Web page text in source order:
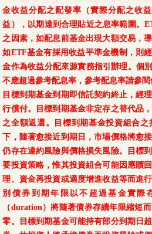
金收益分配之配發率（實際分配之收
益），以期達到合理貼近之息率範圍。
之因素，如配息前基金出現大額交易，
如ETF基金有採用收益平準金機制，則
金作為收益分配來源實務指引辦理。個
不應超過參考配息率，參考配息率請參閱
目標到期基金到期即信託契約終止，經
行償付。目標到期基金非定存之替代品
之全額返還。目標到期基金投資組合
下，隨著愈接近到期日，市場價格將愈
仍存在違約風險與價格損失風險。目標
要投資策略，惟其投資組合可能因應贖
理、資金再投資或適度增進收益等而進
別債券到期年限以不超過基金實際
（duration）將隨著債券存續年限縮短
零。目標到期基金可能持有部分到期日